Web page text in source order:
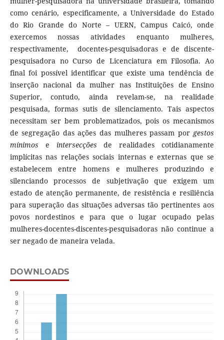
como cenário, especificamente, a Universidade do Estado
do Rio Grande do Norte – UERN, Campus Caicó, onde
exercemos nossas atividades enquanto mulheres,
respectivamente, docentes-pesquisadoras e de discente-
pesquisadora no Curso de Licenciatura em Filosofia. Ao
final foi possível identificar que existe uma tendência de
inserção nacional da mulher nas Instituições de Ensino
Superior, contudo, ainda revelam-se, na realidade
pesquisada, formas sutis de silenciamento. Tais aspectos
necessitam ser bem problematizados, pois os mecanismos
de segregação das ações das mulheres passam por gestos
mínimos e intersecções de realidades cotidianamente
implícitas nas relações sociais internas e externas que se
estabelecem entre homens e mulheres produzindo e
silenciando processos de subjetivação que exigem um
estado de atenção permanente, de resistência e resiliência
para superação das situações adversas tão pertinentes aos
povos nordestinos e para que o lugar ocupado pelas
mulheres-docentes-discentes-pesquisadoras não continue a
ser negado de maneira velada.
DOWNLOADS